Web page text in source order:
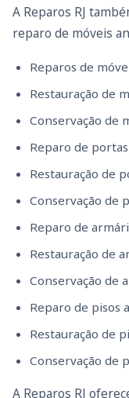
A Reparos RJ
reparo de móveis
Reparos de
Restauração de
Conservação de
Reparo de
Restauração de
Conservação de
Reparo de
Restauração de
Conservação de
Reparo de pisos
Restauração de
Conservação de
A Reparos RJ